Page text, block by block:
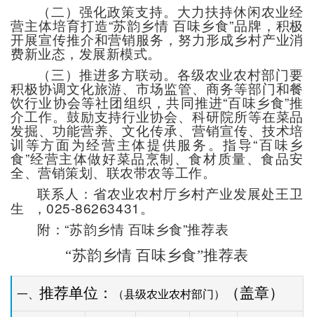
（二）强化政策支持。大力扶持休闲农业经
营主体培育打造“苏韵乡情 百味乡食”品牌，积极
开展宣传推介和营销服务，努力形成乡村产业消
费新业态，发展新模式。
（三）推进多方联动。各级农业农村部门要
积极协调文化旅游、市场监管、商务等部门和餐
饮行业协会等社团组织，共同推进“百味乡食”推
介工作。鼓励支持行业协会、科研院所等在菜品
发掘、功能营养、文化传承、营销宣传、技术培
训等方面为经营主体提供服务。指导“百味乡
食”经营主体做好菜品烹制、食材质量、食品安
全、营销策划、联农带农等工作。
联系人：省农业农村厅乡村产业发展处王卫
生
，025-86263431。
附：“苏韵乡情 百味乡食”推荐表
“苏韵乡情 百味乡食”推荐表
一、 推荐单位： （县级农业农村部门） （盖章）